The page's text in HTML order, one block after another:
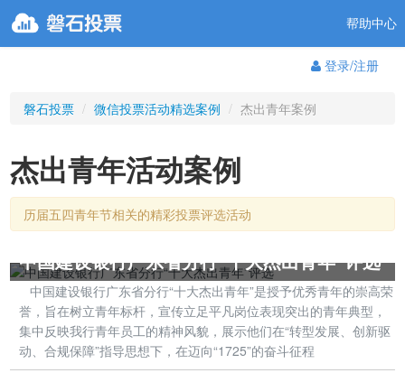
帮助中心
登录/注册
磐石投票 / 微信投票活动精选案例 / 杰出青年案例
杰出青年活动案例
历届五四青年节相关的精彩投票评选活动
中国建设银行广东省分行“十大杰出青年”评选
中国建设银行广东省分行“十大杰出青年”是授予优秀青年的崇高荣
誉，旨在树立青年标杆，宣传立足平凡岗位表现突出的青年典型，
集中反映我行青年员工的精神风貌，展示他们在“转型发展、创新驱
动、合规保障”指导思想下，在迈向“1725”的奋斗征程